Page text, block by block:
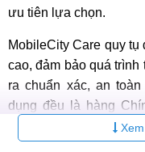
ưu tiên lựa chọn.
MobileCity Care quy tụ
cao, đảm bảo quá
ra chuẩn xác, an
dụng đều là hàng
cao, giúp đảm bảo
đầu. Không chỉ chú
Xem